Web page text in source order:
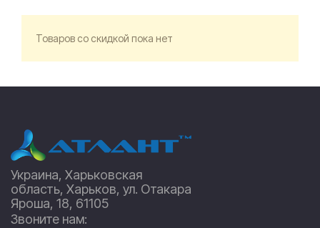
Товаров со скидкой пока нет
Украина, Харьковская
область, Харьков, ул. Отакара
Яроша, 18, 61105
Звоните нам: